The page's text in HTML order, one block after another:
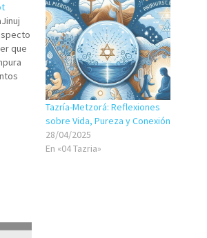
que
Tazría-Metzorá: Reflexiones
sobre Vida, Pureza y Conexión
28/04/2025
En «04 Tazria»